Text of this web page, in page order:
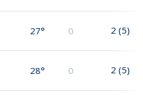
27° 0 2 (5)
28° 0 2 (5)